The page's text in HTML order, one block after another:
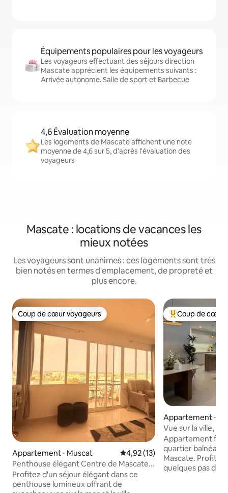
Équipements populaires pour les voyageurs
Les voyageurs effectuant des séjours direction
Mascate apprécient les équipements suivants :
Arrivée autonome, Salle de sport et Barbecue
4,6 Évaluation moyenne
Les logements de Mascate affichent une note
moyenne de 4,6 sur 5, d'après l'évaluation des
voyageurs
Mascate : locations de vacances les
mieux notées
Les voyageurs sont unanimes : ces logements sont très
bien notés en termes d'emplacement, de propreté et
plus encore.
Coup de cœur voyageurs
Coup de cœur voyageurs
Appartement ⋅ Muscat Évaluation moyenne sur la
4,92 (13)
Penthouse élégant Centre de Mascate
Vue sur la mer Aéroport
Profitez d'un séjour élégant dans ce
penthouse lumineux offrant de
Coups de cœur
Coup de cœur
Appartement ⋅
Vue sur la ville,
400 Mbit/s,
Appartement
quartier balnéaire
Mascate. Profitez
quelques pas de